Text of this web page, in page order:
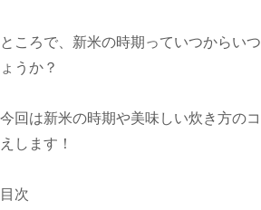
ところで、新米の時期っていつからい
ょうか？
今回は新米の時期や美味しい炊き方の
えします！
目次